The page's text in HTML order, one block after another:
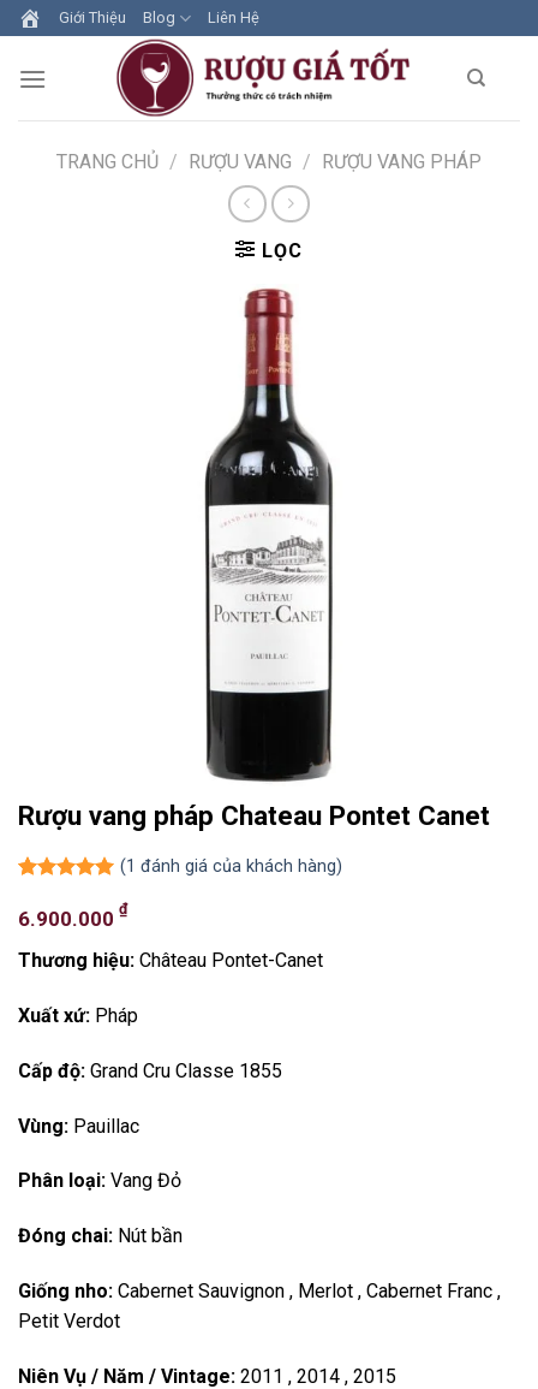
Skip
to
content
Giới Thiệu Blog Liên Hệ
TRANG CHỦ / RƯỢU VANG / RƯỢU VANG PHÁP
LỌC
Rượu vang pháp Chateau Pontet Canet
dựa trên
(1 đánh giá của khách hàng)
6.900.000 ₫
Thương hiệu: Château Pontet-Canet
Xuất xứ: Pháp
Cấp độ: Grand Cru Classe 1855
Vùng: Pauillac
Phân loại: Vang Đỏ
Đóng chai: Nút bần
Giống nho: Cabernet Sauvignon , Merlot , Cabernet Franc ,
Petit Verdot
Niên Vụ / Năm / Vintage: 2011 , 2014 , 2015